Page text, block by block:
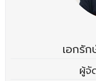
เอกรั
ผู้จั